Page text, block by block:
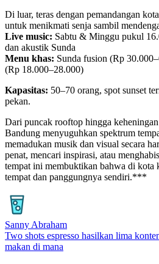
Di luar, teras dengan pemandangan
untuk menikmati senja sambil
Live music: Sabtu & Minggu pukul
dan akustik Sunda
Menu khas: Sunda fusion (Rp
(Rp 18.000–28.000)
Kapasitas: 50–70 orang, spot sunset
pekan.
Dari puncak rooftop hingga
Bandung menyuguhkan spektrum
memadukan musik dan visual secara
penat, mencari inspirasi, atau
tempat ini membuktikan bahwa di kota
tempat dan panggungnya sendiri.***
Sanny Abraham
Two shots espresso hasilkan lima
makan di mana